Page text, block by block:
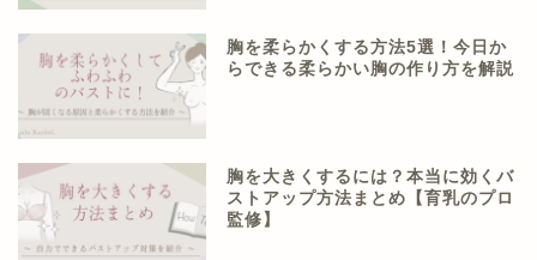
胸を柔らかくする方法5選！今日か
らできる柔らかい胸の作り方を解説
胸を大きくするには？本当に効くバ
ストアップ方法まとめ【育乳のプロ
監修】